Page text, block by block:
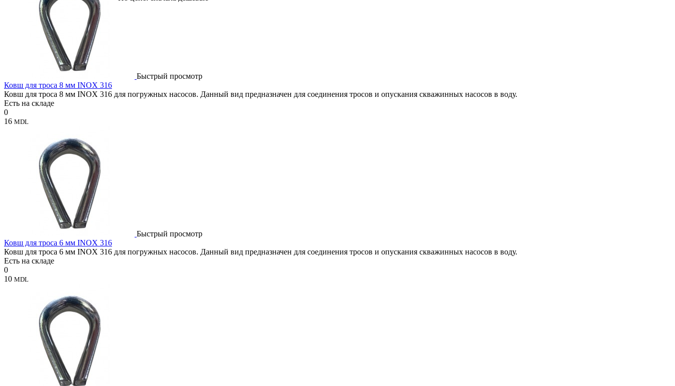
Быстрый просмотр
Ковш для троса 8 мм INOX 316
Ковш для троса 8 мм INOX 316 для погружных насосов. Данный вид предназначен для соединения тросов и опускания скважинных насосов в воду.
Есть на складе
0
16 MDL
Быстрый просмотр
Ковш для троса 6 мм INOX 316
Ковш для троса 6 мм INOX 316 для погружных насосов. Данный вид предназначен для соединения тросов и опускания скважинных насосов в воду.
Есть на складе
0
10 MDL